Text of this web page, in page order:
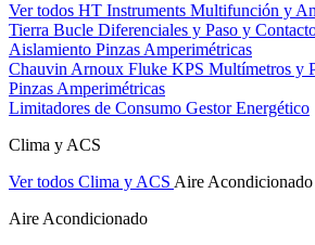
Ver todos HT Instruments Multifunción y
Tierra Bucle Diferenciales y Paso y
Aislamiento Pinzas Amperimétricas
Chauvin Arnoux Fluke KPS Multímetros y
Pinzas Amperimétricas
Limitadores de Consumo Gestor Energético
Clima y ACS
Ver todos Clima y ACS Aire Acondicionado
Aire Acondicionado